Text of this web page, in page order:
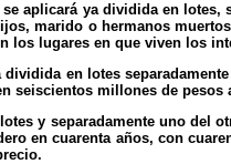
aplicará ya dividida en
marido o hermanos
los lugares en que viven los
en lotes
seiscientos millones de pesos
y separadamente uno
en cuarenta años, con